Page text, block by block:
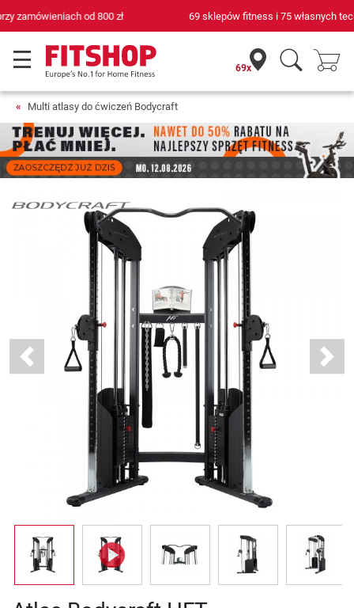
69 sklepów fitness i 75 własnych techników serwisowych
69x
Multi atlasy do ćwiczeń Bodycraft
Previous Next